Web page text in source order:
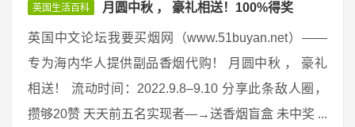
英国生活百科 月圆中秋 ， 豪礼相送！100%得奖
英国中文论坛我要买烟网（www.51buyan.net）——
专为海内华人提供副品香烟代购！ 月圆中秋 ， 豪礼
相送！ 流动时间：2022.9.8–9.10 分享此条敌人圈，
攒够20赞 天天前五名实现者—→送香烟盲盒 未中奖 ...